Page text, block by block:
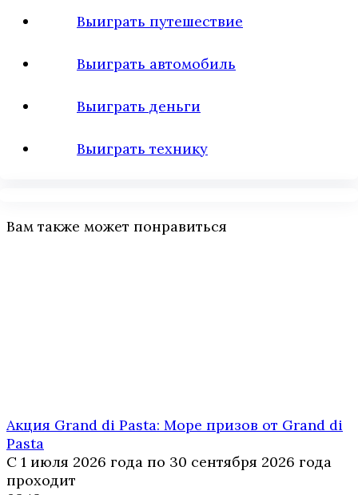
Выиграть путешествие
Выиграть автомобиль
Выиграть деньги
Выиграть технику
Вам также может понравиться
Акция Grand di Pasta: Море призов от Grand di
Pasta
С 1 июля 2026 года по 30 сентября 2026 года
проходит